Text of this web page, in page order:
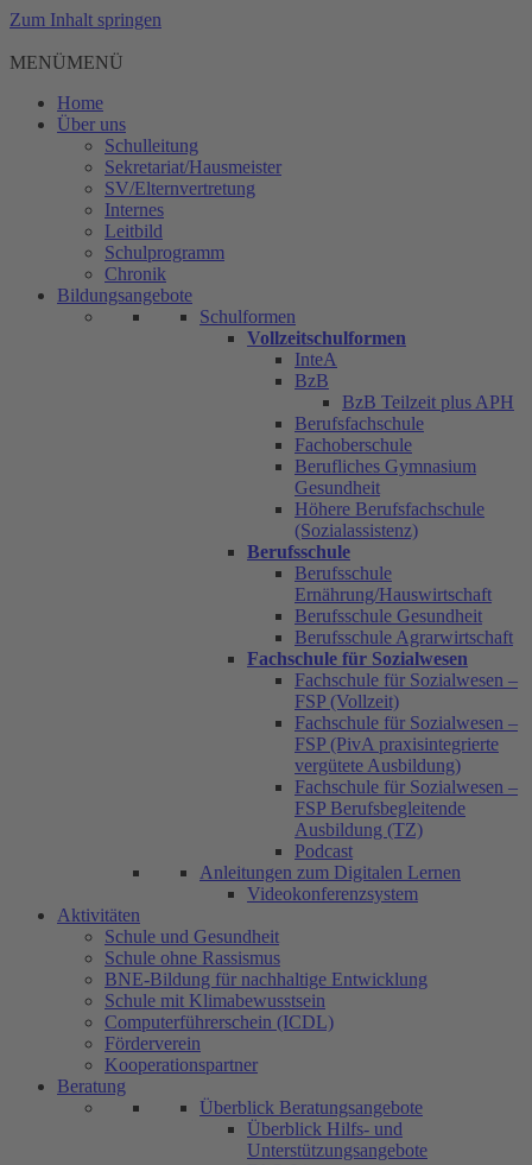
Zum Inhalt springen
MENÜMENÜ
Home
Über uns
Schulleitung
Sekretariat/Hausmeister
SV/Elternvertretung
Internes
Leitbild
Schulprogramm
Chronik
Bildungsangebote
Schulformen
Vollzeitschulformen
InteA
BzB
BzB Teilzeit plus APH
Berufsfachschule
Fachoberschule
Berufliches Gymnasium
Gesundheit
Höhere Berufsfachschule
(Sozialassistenz)
Berufsschule
Berufsschule
Ernährung/Hauswirtschaft
Berufsschule Gesundheit
Berufsschule Agrarwirtschaft
Fachschule für Sozialwesen
Fachschule für Sozialwesen –
FSP (Vollzeit)
Fachschule für Sozialwesen –
FSP (PivA praxisintegrierte
vergütete Ausbildung)
Fachschule für Sozialwesen –
FSP Berufsbegleitende
Ausbildung (TZ)
Podcast
Anleitungen zum Digitalen Lernen
Videokonferenzsystem
Aktivitäten
Schule und Gesundheit
Schule ohne Rassismus
BNE-Bildung für nachhaltige Entwicklung
Schule mit Klimabewusstsein
Computerführerschein (ICDL)
Förderverein
Kooperationspartner
Beratung
Überblick Beratungsangebote
Überblick Hilfs- und
Unterstützungsangebote